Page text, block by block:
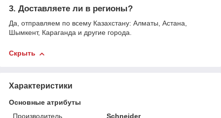
3. Доставляете ли в регионы?
Да, отправляем по всему Казахстану: Алматы, Астана,
Шымкент, Караганда и другие города.
Скрыть
Характеристики
Основные атрибуты
Производитель
Schneider